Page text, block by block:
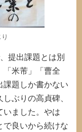
提出課題とは別
「米芾」「曹全
題しか書かない
ぶりの高貞碑、
いました。やは
で良いから続けな